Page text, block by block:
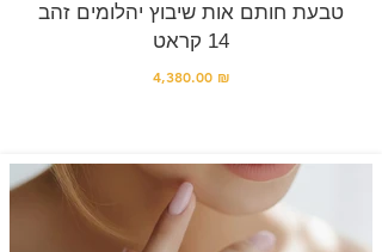
טבעת חותם אות שיבוץ יהלומים זהב
14 קראט
4,380.00 ₪